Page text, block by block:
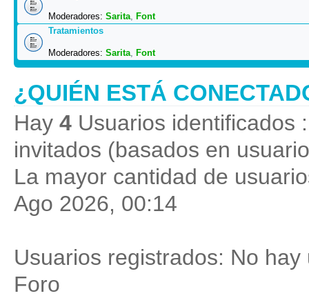
Moderadores: Sarita, Font
Tratamientos
Moderadores: Sarita, Font
¿QUIÉN ESTÁ
Hay 4 Usuarios identificados
invitados (basados en
La mayor cantidad de
Ago 2026, 00:14
Usuarios registrados: No
Foro